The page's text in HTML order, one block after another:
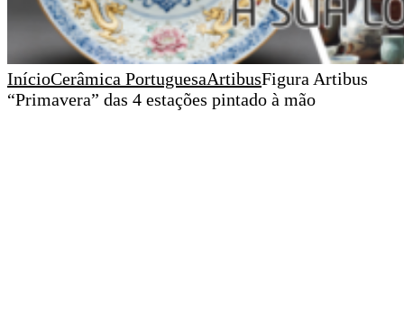
InícioCerâmica PortuguesaArtibusFigura Artibus
“Primavera” das 4 estações pintado à mão